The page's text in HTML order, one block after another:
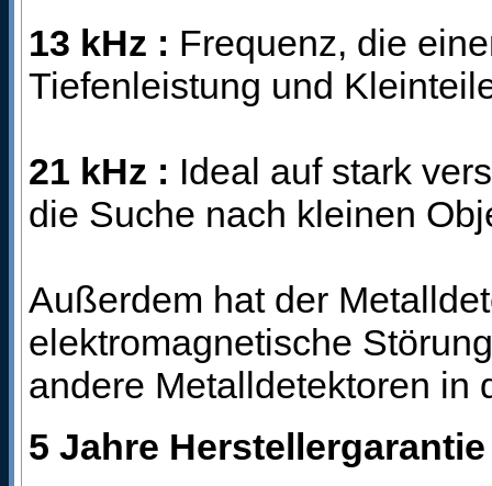
13 kHz : Frequenz, die
Tiefenleistung und
21 kHz : Ideal auf stark
die Suche nach kleinen
Außerdem hat der
elektromagnetische
andere Metalldetektoren in
5 Jahre Herstellergarantie